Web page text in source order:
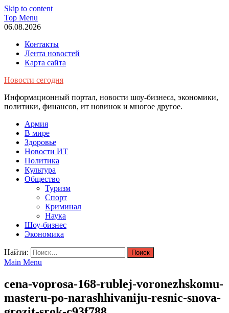
Skip to content
Top Menu
06.08.2026
Контакты
Лента новостей
Карта сайта
Новости сегодня
Информационный портал, новости шоу-бизнеса, экономики,
политики, финансов, ит новинок и многое другое.
Армия
В мире
Здоровье
Новости ИТ
Политика
Культура
Общество
Туризм
Спорт
Криминал
Наука
Шоу-бизнес
Экономика
Найти:
Main Menu
cena-voprosa-168-rublej-voronezhskomu-
masteru-po-narashhivaniju-resnic-snova-